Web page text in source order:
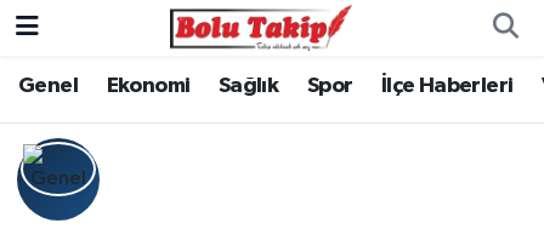
Genel Ekonomi Sağlık Spor İlçe Haberleri